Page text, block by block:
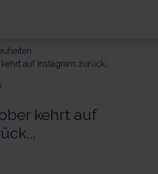
auf Instagram zurück...
kehrt auf